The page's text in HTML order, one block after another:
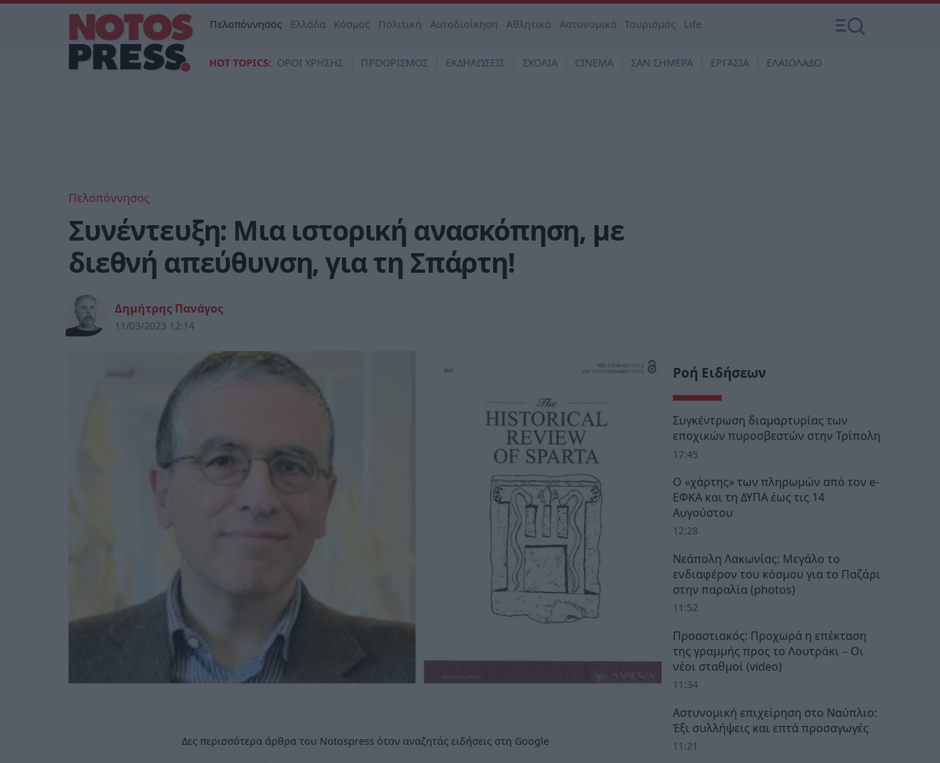
Πελοπόννησος Ελλάδα Κόσμος Πολιτική Αυτοδιοίκηση Αθλητικά Αστυνομικά Τουρισμός Life
HOT TOPICS: ΟΡΟΙ ΧΡΗΣΗΣ ΠΡΟΟΡΙΣΜΟΣ ΕΚΔΗΛΩΣΕΙΣ ΣΧΟΛΙΑ CINEMA ΣΑΝ ΣΗΜΕΡΑ ΕΡΓΑΣΙΑ ΕΛΑΙΟΛΑΔΟ
Πελοπόννησος
Συνέντευξη: Μια ιστορική ανασκόπηση, με
διεθνή απεύθυνση, για τη Σπάρτη!
Δημήτρης Πανάγος
11/03/2023 12:14
Δες περισσότερα άρθρα του Notospress όταν αναζητάς ειδήσεις στη Google
Ροή Ειδήσεων
Συγκέντρωση διαμαρτυρίας των
εποχικών πυροσβεστών στην Τρίπολη
17:45
Ο «χάρτης» των πληρωμών από τον e-
ΕΦΚΑ και τη ΔΥΠΑ έως τις 14
Αυγούστου
12:28
Νεάπολη Λακωνίας: Μεγάλο το
ενδιαφέρον του κόσμου για το Παζάρι
στην παραλία (photos)
11:52
Προαστιακός: Προχωρά η επέκταση
της γραμμής προς το Λουτράκι – Οι
νέοι σταθμοί (video)
11:34
Αστυνομική επιχείρηση στο Ναύπλιο:
Έξι συλλήψεις και επτά προσαγωγές
11:21